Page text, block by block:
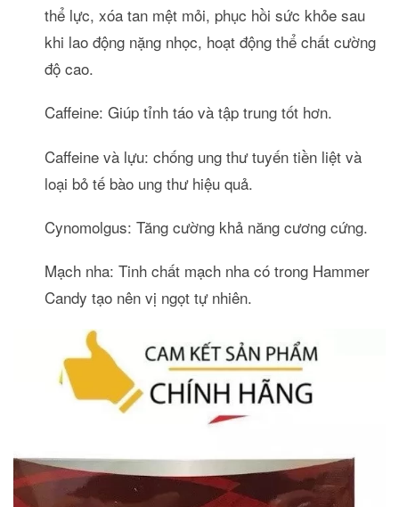
thể lực, xóa tan mệt mỏi, phục hồi sức khỏe sau
khi lao động nặng nhọc, hoạt động thể chất cường
độ cao.
Caffeine: Giúp tỉnh táo và tập trung tốt hơn.
Caffeine và lựu: chống ung thư tuyến tiền liệt và
loại bỏ tế bào ung thư hiệu quả.
Cynomolgus: Tăng cường khả năng cương cứng.
Mạch nha: Tinh chất mạch nha có trong Hammer
Candy tạo nên vị ngọt tự nhiên.